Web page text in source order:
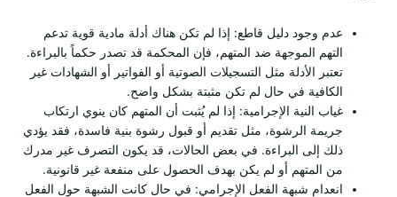
عدم وجود دليل قاطع: إذا لم تكن هناك أدلة مادية قوية تدعم
التهم الموجهة ضد المتهم، فإن المحكمة قد تصدر حكماً بالبراءة.
تعتبر الأدلة مثل التسجيلات الصوتية أو الفواتير أو الشهادات غير
الكافية في حال لم تكن مثبتة بشكل واضح.
غياب النية الإجرامية: إذا لم يُثبت أن المتهم كان ينوي ارتكاب
جريمة الرشوة، مثل تقديم أو قبول رشوة بنية فاسدة، فقد يؤدي
ذلك إلى البراءة. في بعض الحالات، قد يكون التصرف غير مدرك
من المتهم أو لم يكن بهدف الحصول على منفعة غير قانونية.
انعدام شبهة الفعل الإجرامي: في حال كانت الشبهة حول الفعل